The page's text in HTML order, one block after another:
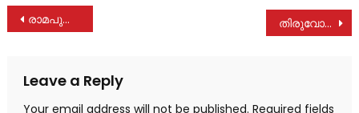
Post
രാമപുരം കോളേജിന് ഐ .എസ്. ആർ. ഒ. അംഗീകാരം തിരുവോണനാളിൽ വഴിയാത്രക്കാരനെ മർദ്ദിച്ച ബേക്കറി ഉടമയ്ക്കെതിരെ കേസ്
Leave a Reply
Your email address will not be published. Required fields